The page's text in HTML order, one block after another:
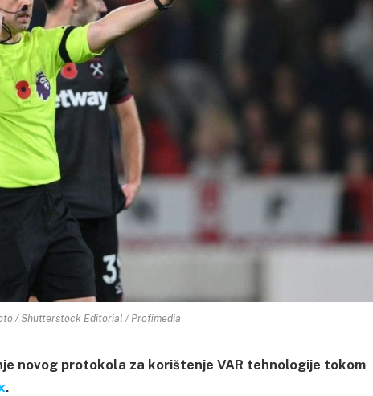
/ Shutterstock Editorial / Profimedia
novog protokola za korištenje VAR tehnologije tokom
.